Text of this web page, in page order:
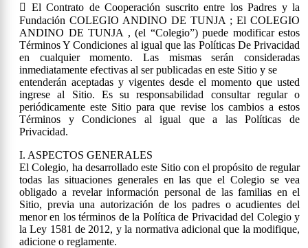
 El Contrato de Cooperación suscrito entre los Padres y la
Fundación COLEGIO ANDINO DE TUNJA ; El COLEGIO
ANDINO DE TUNJA , (el “Colegio”) puede modificar estos
Términos Y Condiciones al igual que las Políticas De Privacidad
en cualquier momento. Las mismas serán consideradas
inmediatamente efectivas al ser publicadas en este Sitio y se
entenderán aceptadas y vigentes desde el momento que usted
ingrese al Sitio. Es su responsabilidad consultar regular o
periódicamente este Sitio para que revise los cambios a estos
Términos y Condiciones al igual que a las Políticas de
Privacidad.
I. ASPECTOS GENERALES
El Colegio, ha desarrollado este Sitio con el propósito de regular
todas las situaciones generales en las que el Colegio se vea
obligado a revelar información personal de las familias en el
Sitio, previa una autorización de los padres o acudientes del
menor en los términos de la Política de Privacidad del Colegio y
la Ley 1581 de 2012, y la normativa adicional que la modifique,
adicione o reglamente.